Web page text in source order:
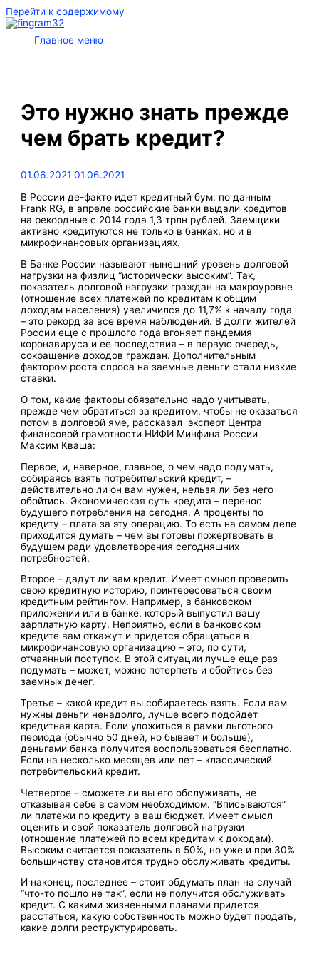
Перейти к содержимому
Главное меню
Это нужно знать прежде
чем брать кредит?
01.06.2021 01.06.2021
В России де-факто идет кредитный бум: по данным
Frank RG, в апреле российские банки выдали кредитов
на рекордные с 2014 года 1,3 трлн рублей. Заемщики
активно кредитуются не только в банках, но и в
микрофинансовых организациях.
В Банке России называют нынешний уровень долговой
нагрузки на физлиц “исторически высоким”. Так,
показатель долговой нагрузки граждан на макроуровне
(отношение всех платежей по кредитам к общим
доходам населения) увеличился до 11,7% к началу года
– это рекорд за все время наблюдений. В долги жителей
России еще с прошлого года вгоняет пандемия
коронавируса и ее последствия – в первую очередь,
сокращение доходов граждан. Дополнительным
фактором роста спроса на заемные деньги стали низкие
ставки.
О том, какие факторы обязательно надо учитывать,
прежде чем обратиться за кредитом, чтобы не оказаться
потом в долговой яме, рассказал эксперт Центра
финансовой грамотности НИФИ Минфина России
Максим Кваша:
Первое, и, наверное, главное, о чем надо подумать,
собираясь взять потребительский кредит, –
действительно ли он вам нужен, нельзя ли без него
обойтись. Экономическая суть кредита – перенос
будущего потребления на сегодня. А проценты по
кредиту – плата за эту операцию. То есть на самом деле
приходится думать – чем вы готовы пожертвовать в
будущем ради удовлетворения сегодняшних
потребностей.
Второе – дадут ли вам кредит. Имеет смысл проверить
свою кредитную историю, поинтересоваться своим
кредитным рейтингом. Например, в банковском
приложении или в банке, который выпустил вашу
зарплатную карту. Неприятно, если в банковском
кредите вам откажут и придется обращаться в
микрофинансовую организацию – это, по сути,
отчаянный поступок. В этой ситуации лучше еще раз
подумать – может, можно потерпеть и обойтись без
заемных денег.
Третье – какой кредит вы собираетесь взять. Если вам
нужны деньги ненадолго, лучше всего подойдет
кредитная карта. Если уложиться в рамки льготного
периода (обычно 50 дней, но бывает и больше),
деньгами банка получится воспользоваться бесплатно.
Если на несколько месяцев или лет – классический
потребительский кредит.
Четвертое – сможете ли вы его обслуживать, не
отказывая себе в самом необходимом. “Вписываются”
ли платежи по кредиту в ваш бюджет. Имеет смысл
оценить и свой показатель долговой нагрузки
(отношение платежей по всем кредитам к доходам).
Высоким считается показатель в 50%, но уже и при 30%
большинству становится трудно обслуживать кредиты.
И наконец, последнее – стоит обдумать план на случай
“что-то пошло не так”, если не получится обслуживать
кредит. С какими жизненными планами придется
расстаться, какую собственность можно будет продать,
какие долги реструктурировать.